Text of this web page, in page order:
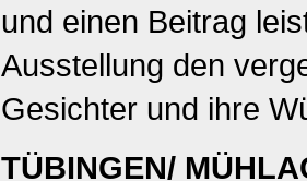
und einen Beitrag
Ausstellung den
Gesichter und ihre
TÜBINGEN/